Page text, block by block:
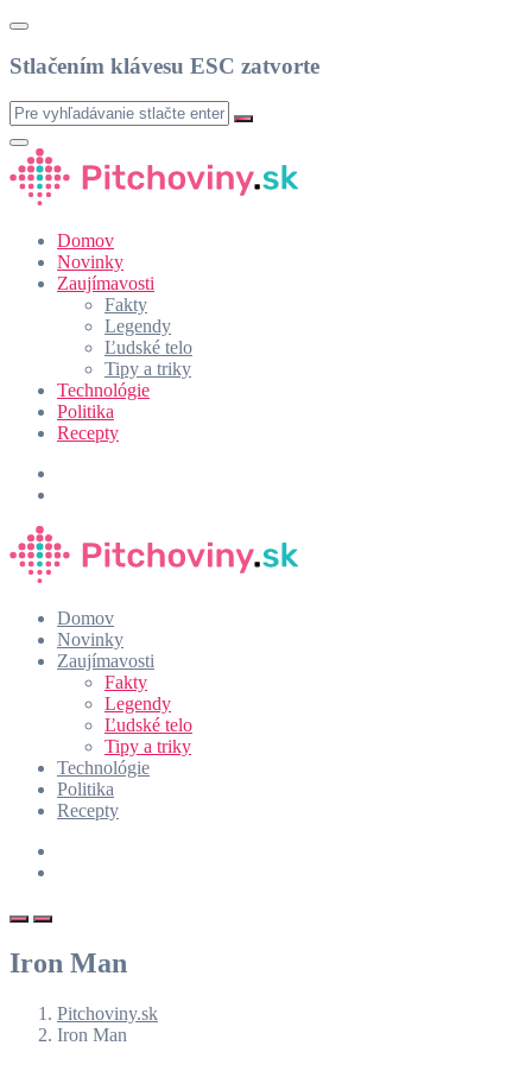
Stlačením klávesu ESC zatvorte
Domov
Novinky
Zaujímavosti
Fakty
Legendy
Ľudské telo
Tipy a triky
Technológie
Politika
Recepty
Domov
Novinky
Zaujímavosti
Fakty
Legendy
Ľudské telo
Tipy a triky
Technológie
Politika
Recepty
Iron Man
Pitchoviny.sk
Iron Man